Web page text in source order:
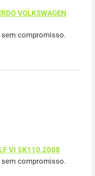
VOLKSWAGEN
sem compromisso.
VI 5K110.2008
sem compromisso.